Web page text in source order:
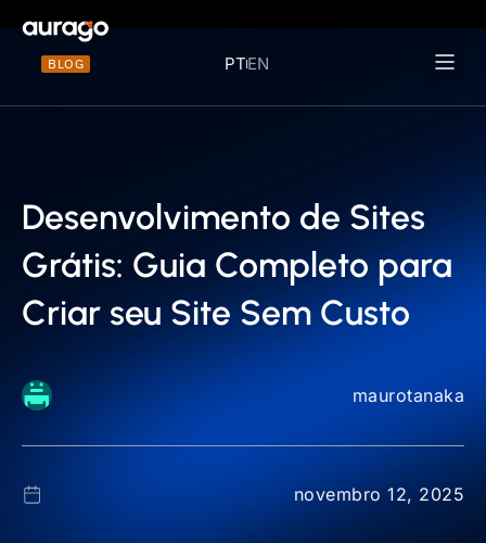
BLOG PTEN
Desenvolvimento de Sites
Grátis: Guia Completo para
Criar seu Site Sem Custo
maurotanaka
novembro 12, 2025